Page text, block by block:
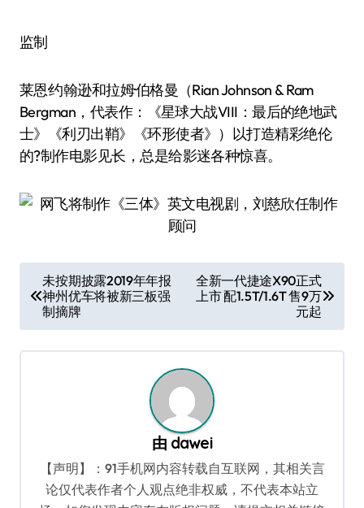
监制
莱恩·约翰逊和拉姆·伯格曼（Rian Johnson & Ram
Bergman，代表作：《星球大战VIII：最后的绝地武
士》《利刃出鞘》《环形使者》）以打造精彩绝伦
的?制作电影见长，总是给影迷各种惊喜。
章
导
航
未按期披露2019年年报
神州优车将被新三板强
制摘牌
全新一代捷途X90正式
上市 配1.5T/1.6T 售9万
元起
由 dawei
【声明】：91手机网内容转载自互联网，其相关言
论仅代表作者个人观点绝非权威，不代表本站立